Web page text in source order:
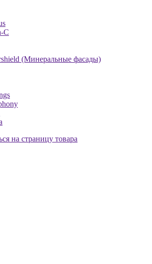
C
(Минеральные фасады)
на страницу товара